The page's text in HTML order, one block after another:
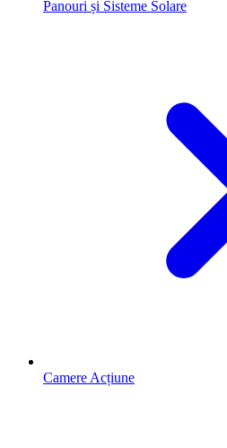
Panouri și Sisteme Solare
Camere Acțiune